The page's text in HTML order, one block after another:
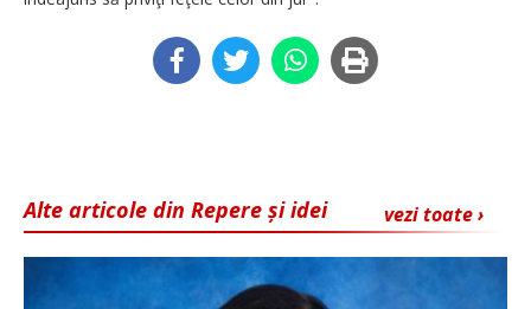
vezi toate ›
Alte articole din Repere și idei